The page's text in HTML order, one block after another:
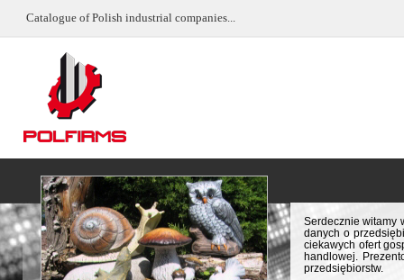
Catalogue of Polish industrial companies...
Serdecznie witamy
danych o
ciekawych ofert
handlowej.
przedsiębiorstw.